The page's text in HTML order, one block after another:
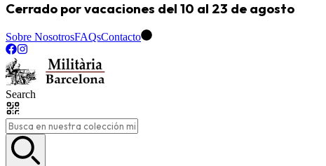
Cerrado por vacaciones del 10 al 23 de agosto
Sobre NosotrosFAQsContacto
Search